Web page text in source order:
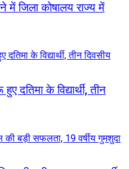
में जिला कोषालय राज्य में
दतिमा के विद्यार्थी, तीन